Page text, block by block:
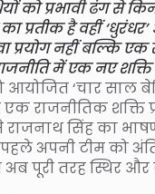
को प्रभावी ढंग से
प्रतीक है वहीं
प्रयोग नहीं बल्कि
में एक नए
आयोजित ‘चार
राजनीतिक शक्ति
सिंह का
पहले अपनी टीम
पूरी तरह स्थिर और